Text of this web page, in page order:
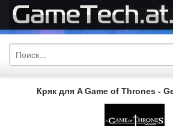
Кряк для A Game of Thrones -